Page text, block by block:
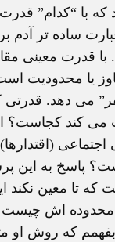
با “کدام”
ساده تر آدم
با قدرت معينی
يا محدوديت
می دهد.
می کند کجاست؟
اجتماعی
پاسخ به اين
که تا معين نکند
اش چيست
بفهمم که روش او